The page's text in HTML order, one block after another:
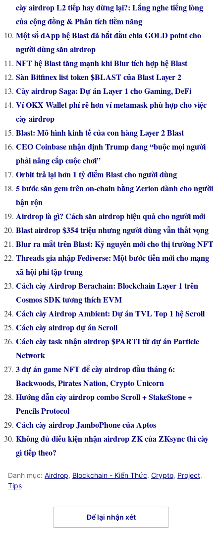
cày airdrop L2 tiếp hay dừng lại?: Lắng nghe tiếng lòng
của cộng đồng & Phân tích tiềm năng
Một số dApp hệ Blast đã bắt đầu chia GOLD point cho
người dùng săn airdrop
NFT hệ Blast tăng mạnh khi Blur tích hợp hệ Blast
Sàn Bitfinex list token $BLAST của Blast Layer 2
Cày airdrop Saga: Dự án Layer 1 cho Gaming, DeFi
Ví OKX Wallet phí rẻ hơn ví metamask phù hợp cho việc
cày airdrop
Blast: Mô hình kinh tế của con hàng Layer 2 Blast
CEO Coinbase nhận định Trump đang “buộc mọi người
phải nâng cấp cuộc chơi”
Orbit trả lại hơn 1 tỷ điểm Blast cho người dùng
5 bước săn gem trên on-chain bằng Zerion dành cho người
bận rộn
Airdrop là gì? Cách săn airdrop hiệu quả cho người mới
Blast airdrop $354 triệu nhưng người dùng vẫn thất vọng
Blur ra mắt trên Blast: Kỷ nguyên mới cho thị trường NFT
Threads gia nhập Fediverse: Một bước tiến mới cho mạng
xã hội phi tập trung
Cách cày Airdrop Berachain: Blockchain Layer 1 trên
Cosmos SDK tương thích EVM
Cách cày Airdrop Ambient: Dự án TVL Top 1 hệ Scroll
Cách cày airdrop dự án Scroll
Cách cày task nhận airdrop $PARTI từ dự án Particle
Network
3 dự án game NFT để cày airdrop đầu tháng 6:
Backwoods, Pirates Nation, Crypto Unicorn
Hướng dẫn cày airdrop combo Scroll + StakeStone +
Pencils Protocol
Cách cày airdrop JamboPhone của Aptos
Không đủ điều kiện nhận airdrop ZK của ZKsync thì cày
gì tiếp theo?
Danh mục: Airdrop, Blockchain - Kiến Thức, Crypto, Project,
Tips
Để lại nhận xét